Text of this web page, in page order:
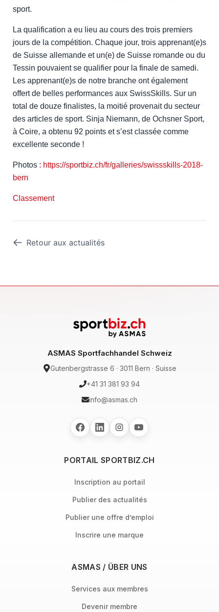
sport.
La qualification a eu lieu au cours des trois premiers
jours de la compétition. Chaque jour, trois apprenant(e)s
de Suisse allemande et un(e) de Suisse romande ou du
Tessin pouvaient se qualifier pour la finale de samedi.
Les apprenant(e)s de notre branche ont également
offert de belles performances aux SwissSkills. Sur un
total de douze finalistes, la moitié provenait du secteur
des articles de sport. Sinja Niemann, de Ochsner Sport,
à Coire, a obtenu 92 points et s’est classée comme
excellente seconde !
Photos : https://sportbiz.ch/fr/galleries/swissskills-2018-
bern
Classement
Retour aux actualités
ASMAS Sportfachhandel Schweiz
Gutenbergstrasse 6 · 3011 Bern · Suisse
+41 31 381 93 94
info@asmas.ch
PORTAIL SPORTBIZ.CH
Inscription au portail
Publier des actualités
Publier une offre d’emploi
Inscrire une marque
ASMAS / ÜBER UNS
Services aux membres
Devenir membre